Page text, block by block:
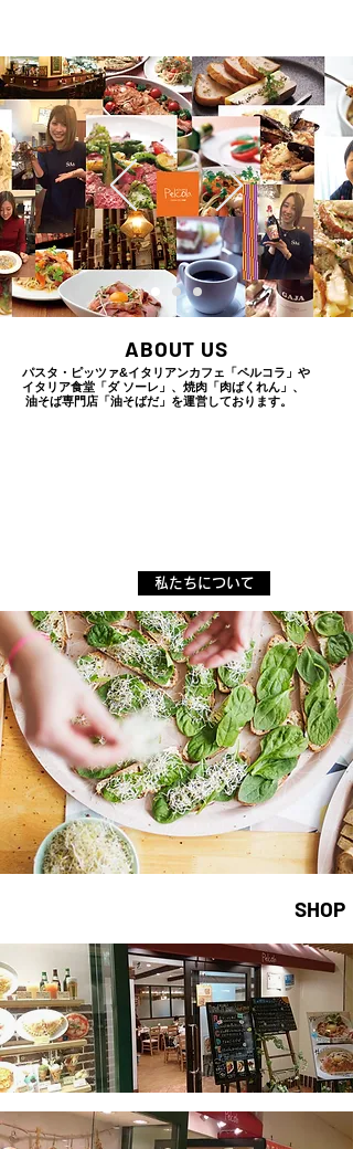
ABOUT US
パスタ・ピッツァ&イタリアンカフェ「ペルコラ」や
イタリア食堂「ダ ソーレ」、焼肉「肉ばくれん」、
油そば専門店「油そばだ」を運営しております。
私たちについて
SHOP